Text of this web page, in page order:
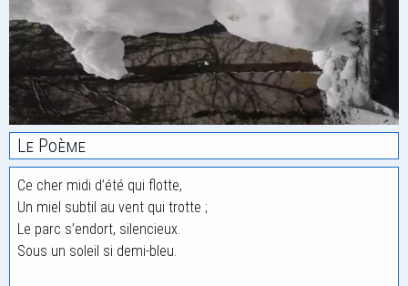
Le Poème
Ce cher midi d’été qui flotte,
Un miel subtil au vent qui trotte ;
Le parc s’endort, silencieux.
Sous un soleil si demi-bleu.